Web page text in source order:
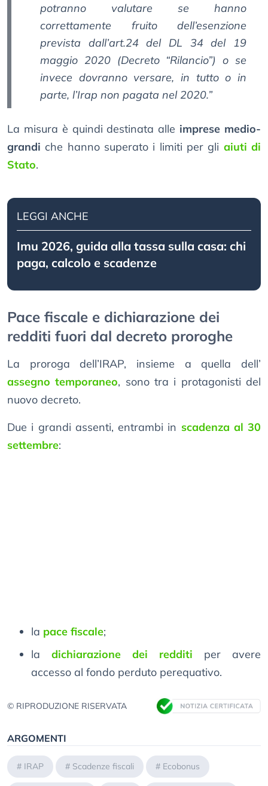
potranno valutare se hanno
correttamente fruito dell’esenzione
prevista dall’art.24 del DL 34 del 19
maggio 2020 (Decreto “Rilancio”) o se
invece dovranno versare, in tutto o in
parte, l’Irap non pagata nel 2020.”
La misura è quindi destinata alle imprese medio-
grandi che hanno superato i limiti per gli aiuti di
Stato.
LEGGI ANCHE
Imu 2026, guida alla tassa sulla casa: chi
paga, calcolo e scadenze
Pace fiscale e dichiarazione dei
redditi fuori dal decreto proroghe
La proroga dell’IRAP, insieme a quella dell’
assegno temporaneo, sono tra i protagonisti del
nuovo decreto.
Due i grandi assenti, entrambi in scadenza al 30
settembre:
la pace fiscale;
la dichiarazione dei redditi per avere
accesso al fondo perduto perequativo.
© RIPRODUZIONE RISERVATA
ARGOMENTI
# IRAP # Scadenze fiscali # Ecobonus